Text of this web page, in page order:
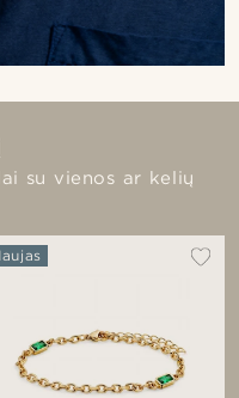
su vienos ar kelių